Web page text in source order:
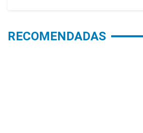
RECOMENDADAS